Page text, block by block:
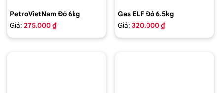
PetroVietNam Đỏ 6kg
Giá: 275.000 ₫
Gas ELF Đỏ 6.5kg
Giá: 320.000 ₫